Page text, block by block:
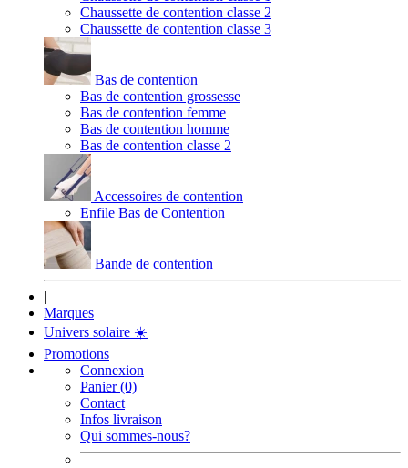
Chaussette de contention classe 2
Chaussette de contention classe 3
Bas de contention
Bas de contention grossesse
Bas de contention femme
Bas de contention homme
Bas de contention classe 2
Accessoires de contention
Enfile Bas de Contention
Bande de contention
|
Marques
Univers solaire ☀️
Promotions
Connexion
Panier (0)
Contact
Infos livraison
Qui sommes-nous?